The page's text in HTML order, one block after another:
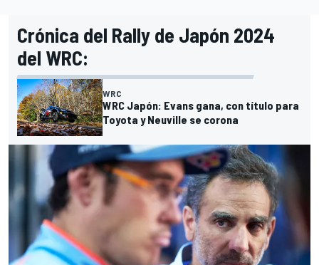
Crónica del Rally de Japón 2024
del WRC:
WRC
WRC Japón: Evans gana, con título para
Toyota y Neuville se corona